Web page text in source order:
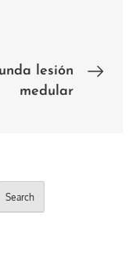
lesión
medular
Search